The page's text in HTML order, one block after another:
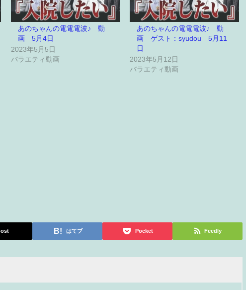
あのちゃんの電電電波♪ 動
画 5月4日
2023年5月5日
バラエティ動画
あのちゃんの電電電波♪ 動
画 ゲスト：syudou 5月11
日
2023年5月12日
バラエティ動画
はてブ Pocket Feedly